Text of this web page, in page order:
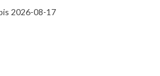
2026-08-17